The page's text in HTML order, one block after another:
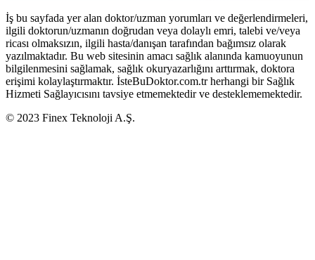
İş bu sayfada yer alan doktor/uzman yorumları ve değerlendirmeleri,
ilgili doktorun/uzmanın doğrudan veya dolaylı emri, talebi ve/veya
ricası olmaksızın, ilgili hasta/danışan tarafından bağımsız olarak
yazılmaktadır. Bu web sitesinin amacı sağlık alanında kamuoyunun
bilgilenmesini sağlamak, sağlık okuryazarlığını arttırmak, doktora
erişimi kolaylaştırmaktır. İsteBuDoktor.com.tr herhangi bir Sağlık
Hizmeti Sağlayıcısını tavsiye etmemektedir ve desteklememektedir.
© 2023 Finex Teknoloji A.Ş.